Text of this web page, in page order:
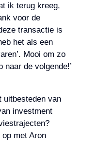
ik terug kreeg,
voor de
transactie is
het als een
Mooi om zo
de volgende!’
uitbesteden van
investment
met Aron